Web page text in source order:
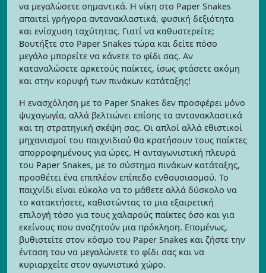
να μεγαλώσετε σημαντικά. Η νίκη στο Paper Snakes
απαιτεί γρήγορα αντανακλαστικά, φυσική δεξιότητα
και ενίσχυση ταχύτητας. Γιατί να καθυστερείτε;
Βουτήξτε στο Paper Snakes τώρα και δείτε πόσο
μεγάλο μπορείτε να κάνετε το φίδι σας. Αν
καταναλώσετε αρκετούς παίκτες, ίσως φτάσετε ακόμη
και στην κορυφή των πινάκων κατάταξης!
Η ενασχόληση με το Paper Snakes δεν προσφέρει μόνο
ψυχαγωγία, αλλά βελτιώνει επίσης τα αντανακλαστικά
και τη στρατηγική σκέψη σας. Οι απλοί αλλά εθιστικοί
μηχανισμοί του παιχνιδιού θα κρατήσουν τους παίκτες
απορροφημένους για ώρες. Η ανταγωνιστική πλευρά
του Paper Snakes, με το σύστημα πινάκων κατάταξης,
προσθέτει ένα επιπλέον επίπεδο ενθουσιασμού. Το
παιχνίδι είναι εύκολο να το μάθετε αλλά δύσκολο να
το κατακτήσετε, καθιστώντας το μια εξαιρετική
επιλογή τόσο για τους χαλαρούς παίκτες όσο και για
εκείνους που αναζητούν μια πρόκληση. Επομένως,
βυθιστείτε στον κόσμο του Paper Snakes και ζήστε την
ένταση του να μεγαλώνετε το φίδι σας και να
κυριαρχείτε στον αγωνιστικό χώρο.